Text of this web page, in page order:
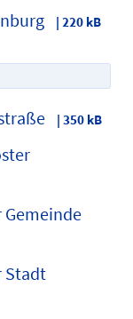
| 220 kB
| 350 kB
Stadt